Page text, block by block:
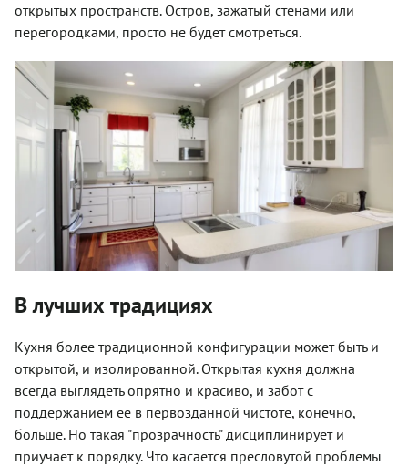
открытых пространств. Остров, зажатый стенами или
перегородками, просто не будет смотреться.
В лучших традициях
Кухня более традиционной конфигурации может быть и
открытой, и изолированной. Открытая кухня должна
всегда выглядеть опрятно и красиво, и забот с
поддержанием ее в первозданной чистоте, конечно,
больше. Но такая "прозрачность" дисциплинирует и
приучает к порядку. Что касается пресловутой проблемы